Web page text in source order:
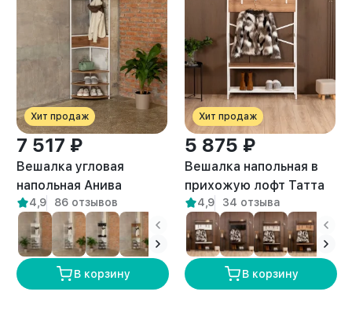
Хит продаж
7 517 ₽
Вешалка угловая
напольная Анива
белый/амаретто
4,9 86 отзывов
В корзину
Хит продаж
5 875 ₽
Вешалка напольная в
прихожую лофт Татта
белый/амаретто
4,9 34 отзыва
В корзину